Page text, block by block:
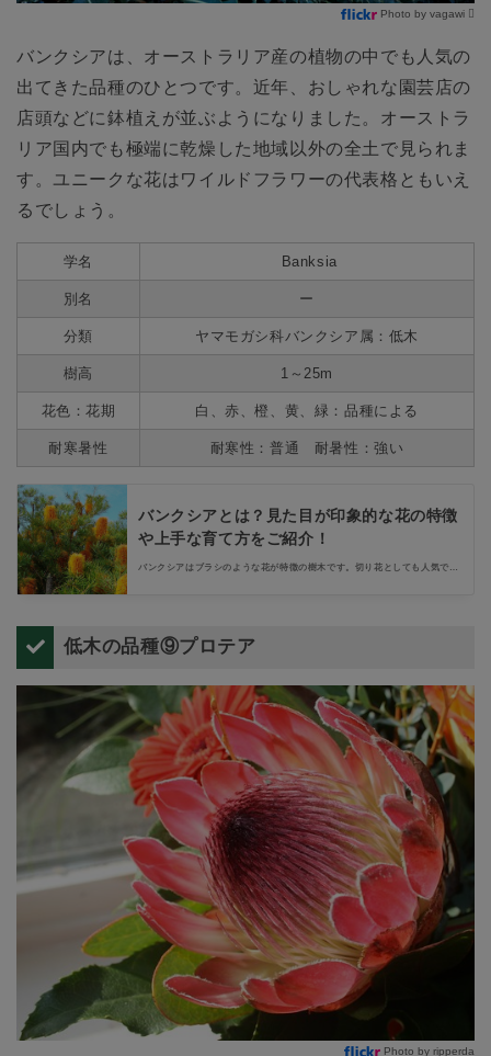
Photo by vagawi 
バンクシアは、オーストラリア産の植物の中でも人気の
出てきた品種のひとつです。近年、おしゃれな園芸店の
店頭などに鉢植えが並ぶようになりました。オーストラ
リア国内でも極端に乾燥した地域以外の全土で見られま
す。ユニークな花はワイルドフラワーの代表格ともいえ
るでしょう。
学名 Banksia
別名 ー
分類 ヤマモガシ科バンクシア属：低木
樹高 1～25m
花色：花期 白、赤、橙、黄、緑：品種による
耐寒暑性 耐寒性：普通 耐暑性：強い
バンクシアとは？見た目が印象的な花の特徴
や上手な育て方をご紹介！
バンクシアはブラシのような花が特徴の樹木です。切り花としても人気です
低木の品種⑨プロテア
Photo by ripperda